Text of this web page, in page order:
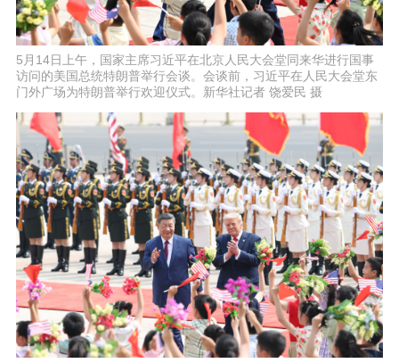
5月14日上午，国家主席习近平在北京人民大会堂同来华进行国事
访问的美国总统特朗普举行会谈。会谈前，习近平在人民大会堂东
门外广场为特朗普举行欢迎仪式。新华社记者 饶爱民 摄